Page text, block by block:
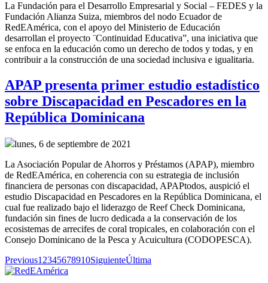
La Fundación para el Desarrollo Empresarial y Social – FEDES y la
Fundación Alianza Suiza, miembros del nodo Ecuador de
RedEAmérica, con el apoyo del Ministerio de Educación
desarrollan el proyecto ¨Continuidad Educativa”, una iniciativa que
se enfoca en la educación como un derecho de todos y todas, y en
contribuir a la construcción de una sociedad inclusiva e igualitaria.
APAP presenta primer estudio estadístico
sobre Discapacidad en Pescadores en la
República Dominicana
lunes, 6 de septiembre de 2021
La Asociación Popular de Ahorros y Préstamos (APAP), miembro
de RedEAmérica, en coherencia con su estrategia de inclusión
financiera de personas con discapacidad, APAPtodos, auspició el
estudio Discapacidad en Pescadores en la República Dominicana, el
cual fue realizado bajo el liderazgo de Reef Check Dominicana,
fundación sin fines de lucro dedicada a la conservación de los
ecosistemas de arrecifes de coral tropicales, en colaboración con el
Consejo Dominicano de la Pesca y Acuicultura (CODOPESCA).
Previous1 2345678910SiguienteÚltima